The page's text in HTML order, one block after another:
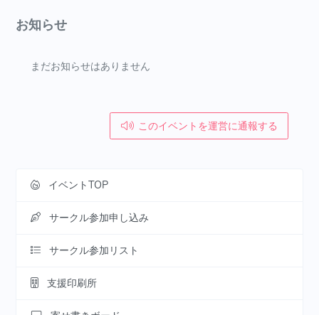
お知らせ
まだお知らせはありません
このイベントを運営に通報する
イベントTOP
サークル参加申し込み
サークル参加リスト
支援印刷所